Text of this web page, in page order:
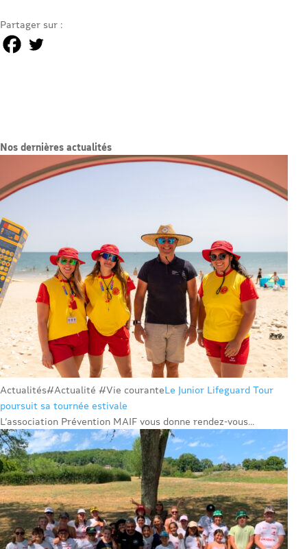
Partager sur :
Nos dernières actualités
Actualités#Actualité #Vie couranteLe Junior Lifeguard Tour
poursuit sa tournée estivale
L’association Prévention MAIF vous donne rendez-vous...